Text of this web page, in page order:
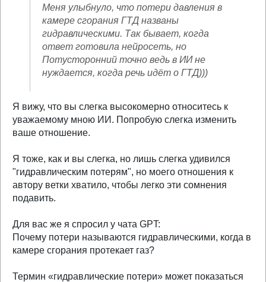
Меня улыбнуло, что потери давления в
камере сгорания ГТД названы
гидравлическими. Так бывает, когда
ответ готовила нейросеть, но
Потусторонний точно ведь в ИИ не
нуждается, когда речь идёт о ГТД)))
Я вижу, что вы слегка высокомерно относитесь к
уважаемому мною ИИ. Попробую слегка изменить
ваше отношение.
Я тоже, как и вы слегка, но лишь слегка удивился
"гидравлическим потерям", но моего отношения к
автору ветки хватило, чтобы легко эти сомнения
подавить.
Для вас же я спросил у чата GPT:
Почему потери называются гидравлическими, когда в
камере сгорания протекает газ?
Термин «гидравлические потери» может показаться